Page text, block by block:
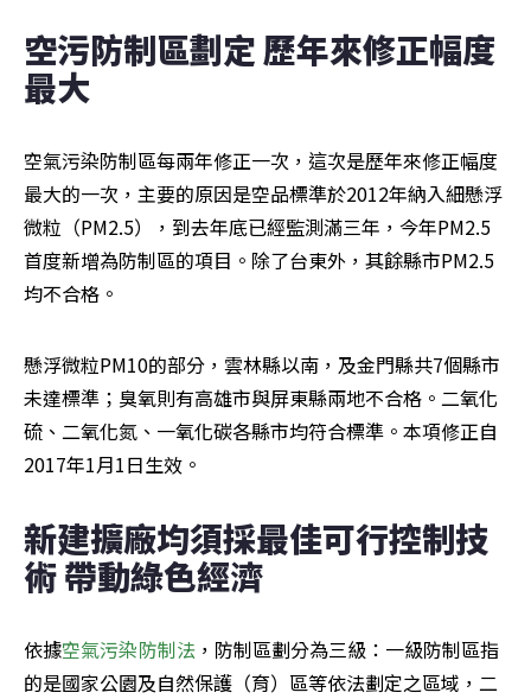
空污防制區劃定 歷年來修正幅度
最大
空氣污染防制區每兩年修正一次，這次是歷年來修正幅度
最大的一次，主要的原因是空品標準於2012年納入細懸浮
微粒（PM2.5），到去年底已經監測滿三年，今年PM2.5
首度新增為防制區的項目。除了台東外，其餘縣市PM2.5
均不合格。
懸浮微粒PM10的部分，雲林縣以南，及金門縣共7個縣市
未達標準；臭氧則有高雄市與屏東縣兩地不合格。二氧化
硫、二氧化氮、一氧化碳各縣市均符合標準。本項修正自
2017年1月1日生效。
新建擴廠均須採最佳可行控制技
術 帶動綠色經濟
依據空氣污染防制法 ，防制區劃分為三級：一級防制區指
的是國家公園及自然保護（育）區等依法劃定之區域，二